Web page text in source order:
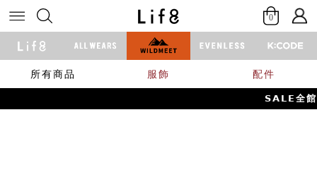
0
所有商品 服飾 配件
𝗦𝗔𝗟𝗘全館